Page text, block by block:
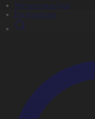
Мультсериалдар
Видеоархив